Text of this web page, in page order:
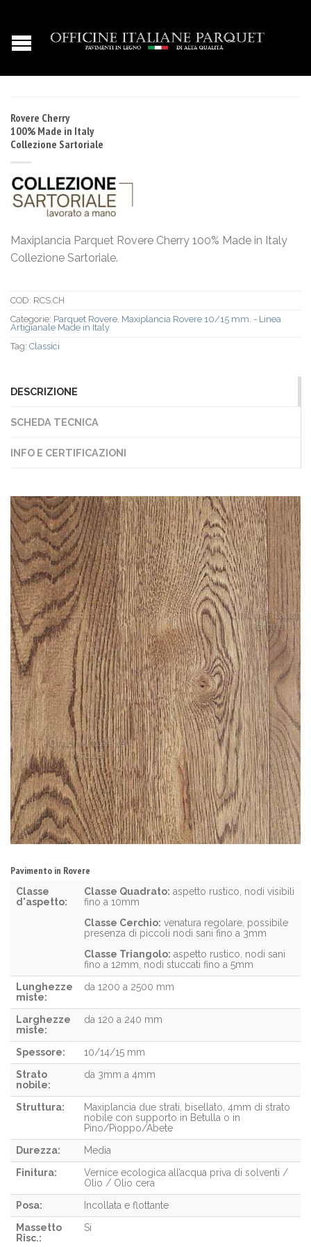
Rovere Cherry
100% Made in Italy
Collezione Sartoriale
Maxiplancia Parquet Rovere Cherry 100% Made in Italy
Collezione Sartoriale.
COD: RCS.CH
Categorie: Parquet Rovere, Maxiplancia Rovere 10/15 mm. - Linea
Artigianale Made in Italy
Tag: Classici
DESCRIZIONE
SCHEDA TECNICA
INFO E CERTIFICAZIONI
Pavimento in Rovere
Classe
d'aspetto:
Classe Quadrato: aspetto rustico, nodi visibili
fino a 10mm
Classe Cerchio: venatura regolare, possibile
presenza di piccoli nodi sani fino a 3mm
Classe Triangolo: aspetto rustico, nodi sani
fino a 12mm, nodi stuccati fino a 5mm
Lunghezze
miste:
da 1200 a 2500 mm
Larghezze
miste:
da 120 a 240 mm
Spessore:
10/14/15 mm
Strato
nobile:
da 3mm a 4mm
Struttura:
Maxiplancia due strati, bisellato, 4mm di strato
nobile con supporto in Betulla o in
Pino/Pioppo/Abete
Durezza:
Media
Finitura:
Vernice ecologica all’acqua priva di solventi /
Olio / Olio cera
Posa:
Incollata e flottante
Massetto
Risc.:
Si